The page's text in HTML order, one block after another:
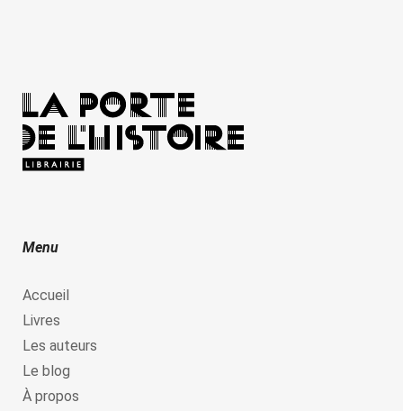
Menu
Accueil
Livres
Les auteurs
Le blog
À propos